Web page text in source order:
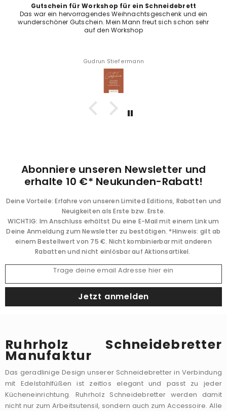
Gutschein für Workshop für ein Schneidebrett
Das war ein hervorragendes Weihnachtsgeschenk und ein
wunderschöner Gutschein. Mein Mann freut sich schon sehr
auf den Workshop
Gudrun Stiefermann
Abonniere unseren Newsletter und
erhalte 10 €* Neukunden-Rabatt!
Deine Vorteile: Erfahre von unseren Limited Editions, Rabatten und
Neuigkeiten als Erste bzw. Erste.
WICHTIG: Im Anschluss erhältst Du eine E-Mail mit einem Link um
Deine Anmeldung zum Newsletter zu bestätigen. *Hinweis: gilt ab
einem Bestellwert von 75 €. Nicht kombinierbar mit anderen
Rabatten und nicht einlösbar auf Aktionsartikel.
Trage deine email Adresse hier ein
Jetzt anmelden
Ruhrholz Schneidebretter
Manufaktur
Das geradlinige Design unserer Schneidebretter in Verbindung
mit Edelstahlfüßen ist zeitlos elegant und passt zu jeder
Kücheneinrichtung. Ruhrholz Schneidebretter werden damit
nicht nur zum Arbeitsutensil, sondern auch zum Accessoire. Alle